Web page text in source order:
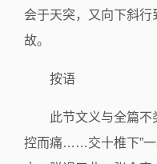
会于天突，又向下斜
故。
按语
此节文义与全篇不
控而痛……交十椎下”一